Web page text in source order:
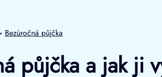
Bezúročná půjčka
půjčka a jak